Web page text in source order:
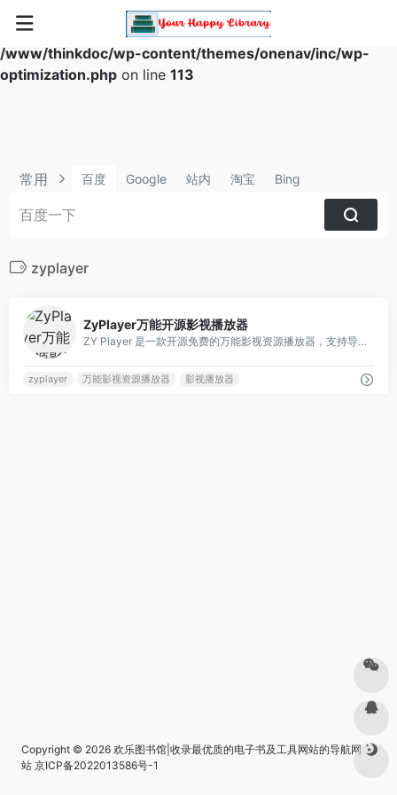
Warning
: Array to string conversion in
/www/thinkdoc/wp-content/themes/onenav/inc/wp-
optimization.php on line 113
常用 百度 Google 站内 淘宝 Bing
zyplayer
ZyPlayer万能开源影视播放器
ZY Player 是一款开源免费的万能影视资源播放器，支持导入各大影视资源站点,支持 IPTV（m3u、genre）及电子节目单，可在线观看电视直播
zyplayer 万能影视资源播放器 影视播放器
Copyright © 2026 欢乐图书馆|收录最优质的电子书及工具网站的导航网
站 京ICP备2022013586号-1